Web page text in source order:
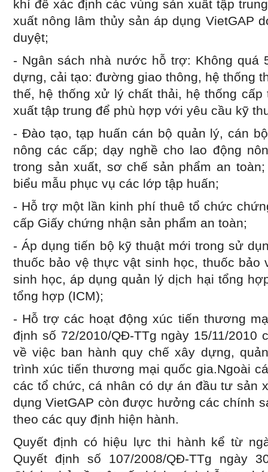
khí để xác định các vùng sản xuất tập
xuất nông lâm thủy sản áp dụng VietGAP
duyệt;
- Ngân sách nhà nước hỗ trợ: Không quá
dựng, cải tạo: đường giao thông, hệ thống
thế, hệ thống xử lý chất thải, hệ thống
xuất tập trung để phù hợp với yêu cầu kỹ
- Đào tạo, tạp huấn cán bộ quản lý, cán
nông các cấp; dạy nghề cho lao động
trong sản xuất, sơ chế sản phẩm an
biểu mẫu phục vụ các lớp tập huấn;
- Hỗ trợ một lần kinh phí thuê tổ chức
cấp Giấy chứng nhận sản phẩm an toàn;
- Áp dụng tiến bộ kỹ thuật mới trong sử
thuốc bảo vệ thực vật sinh học, thuốc bảo
sinh học, áp dụng quản lý dịch hại tổng
tổng hợp (ICM);
- Hỗ trợ các hoạt động xúc tiến thương
định số 72/2010/QĐ-TTg ngày 15/11/2010
về việc ban hành quy chế xây dựng,
trình xúc tiến thương mại quốc gia.Ngoài
các tổ chức, cá nhân có dự án đầu tư sản
dụng VietGAP còn được hưởng các chính
theo các quy định hiện hành.
Quyết định có hiệu lực thi hành kể từ
Quyết định số 107/2008/QĐ-TTg ngày